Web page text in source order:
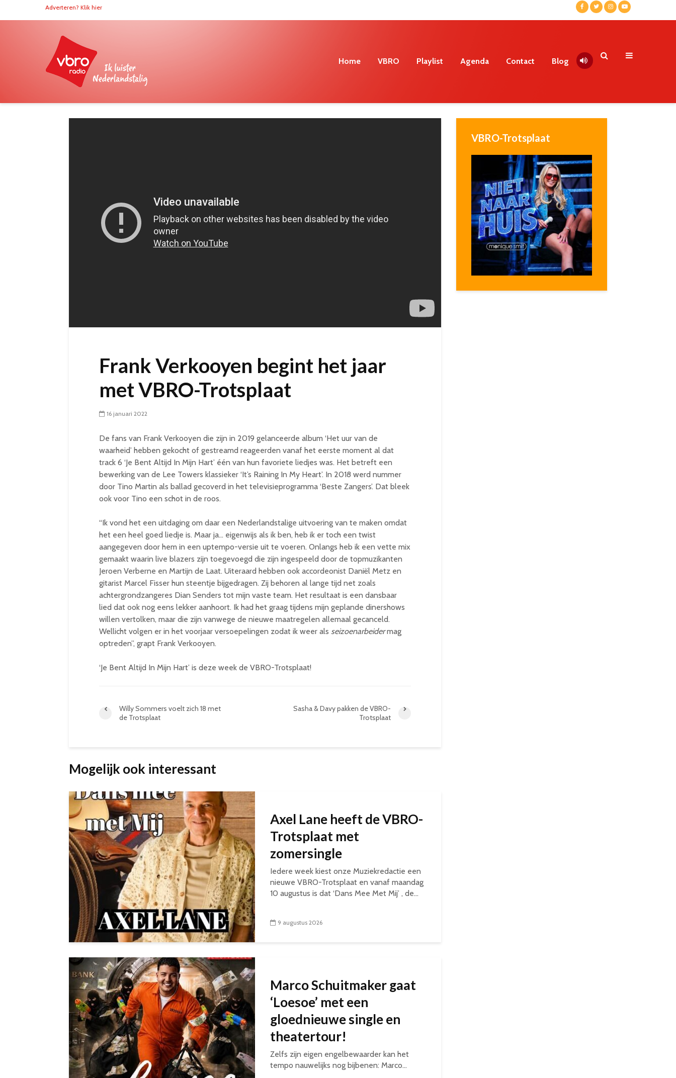
Adverteren? Klik hier
Home VBRO Playlist Agenda Contact Blog
Frank Verkooyen begint het jaar
met VBRO-Trotsplaat
16 januari 2022
De fans van Frank Verkooyen die zijn in 2019 gelanceerde album ‘Het uur van de
waarheid’ hebben gekocht of gestreamd reageerden vanaf het eerste moment al dat
track 6 ‘Je Bent Altijd In Mijn Hart’ één van hun favoriete liedjes was. Het betreft een
bewerking van de Lee Towers klassieker ‘It’s Raining In My Heart’. In 2018 werd nummer
door Tino Martin als ballad gecoverd in het televisieprogramma ‘Beste Zangers’. Dat bleek
ook voor Tino een schot in de roos.
“Ik vond het een uitdaging om daar een Nederlandstalige uitvoering van te maken omdat
het een heel goed liedje is. Maar ja… eigenwijs als ik ben, heb ik er toch een twist
aangegeven door hem in een uptempo-versie uit te voeren. Onlangs heb ik een vette mix
gemaakt waarin live blazers zijn toegevoegd die zijn ingespeeld door de topmuzikanten
Jeroen Verberne en Martijn de Laat. Uiteraard hebben ook accordeonist Daniël Metz en
gitarist Marcel Fisser hun steentje bijgedragen. Zij behoren al lange tijd net zoals
achtergrondzangeres Dian Senders tot mijn vaste team. Het resultaat is een dansbaar
lied dat ook nog eens lekker aanhoort. Ik had het graag tijdens mijn geplande dinershows
willen vertolken, maar die zijn vanwege de nieuwe maatregelen allemaal gecanceld.
Wellicht volgen er in het voorjaar versoepelingen zodat ik weer als seizoenarbeidermag
optreden”, grapt Frank Verkooyen.
‘Je Bent Altijd In Mijn Hart’ is deze week de VBRO-Trotsplaat!
Willy Sommers voelt zich 18 met
de Trotsplaat
Sasha & Davy pakken de VBRO-
Trotsplaat
Mogelijk ook interessant
Axel Lane heeft de VBRO-
Trotsplaat met
zomersingle
Iedere week kiest onze Muziekredactie een
nieuwe VBRO-Trotsplaat en vanaf maandag
10 augustus is dat ‘Dans Mee Met Mij’ , de...
9 augustus 2026
Marco Schuitmaker gaat
‘Loesoe’ met een
gloednieuwe single en
theatertour!
Zelfs zijn eigen engelbewaarder kan het
tempo nauwelijks nog bijbenen: Marco...
VBRO-Trotsplaat